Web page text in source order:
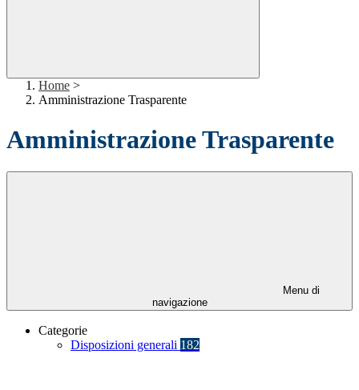
Home >
Amministrazione Trasparente
Amministrazione Trasparente
Menu di
navigazione
Categorie
Disposizioni generali 182